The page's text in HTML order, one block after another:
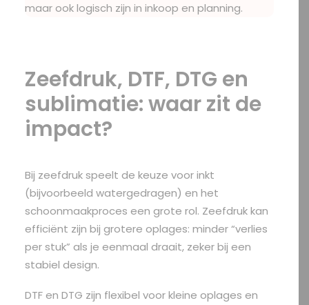
maar ook logisch zijn in inkoop en planning.
Zeefdruk, DTF, DTG en
sublimatie: waar zit de
impact?
Bij zeefdruk speelt de keuze voor inkt
(bijvoorbeeld watergedragen) en het
schoonmaakproces een grote rol. Zeefdruk kan
efficiënt zijn bij grotere oplages: minder “verlies
per stuk” als je eenmaal draait, zeker bij een
stabiel design.
DTF en DTG zijn flexibel voor kleine oplages en